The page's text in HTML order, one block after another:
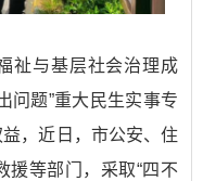
祉与基层社会治理成
问题”重大民生实事专
，近日，市公安、住
援等部门，采取“四不